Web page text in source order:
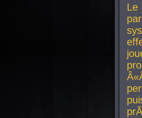
Le